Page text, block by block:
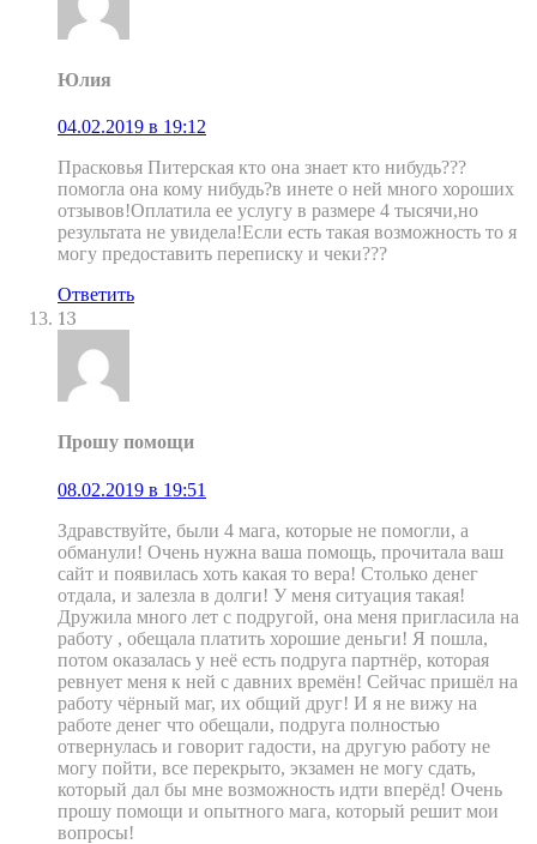
Юлия
04.02.2019 в 19:12
Прасковья Питерская кто она знает кто нибудь???
помогла она кому нибудь?в инете о ней много хороших
отзывов!Оплатила ее услугу в размере 4 тысячи,но
результата не увидела!Если есть такая возможность то я
могу предоставить переписку и чеки???
Ответить
13
Прошу помощи
08.02.2019 в 19:51
Здравствуйте, были 4 мага, которые не помогли, а
обманули! Очень нужна ваша помощь, прочитала ваш
сайт и появилась хоть какая то вера! Столько денег
отдала, и залезла в долги! У меня ситуация такая!
Дружила много лет с подругой, она меня пригласила на
работу , обещала платить хорошие деньги! Я пошла,
потом оказалась у неё есть подруга партнёр, которая
ревнует меня к ней с давних времён! Сейчас пришёл на
работу чёрный маг, их общий друг! И я не вижу на
работе денег что обещали, подруга полностью
отвернулась и говорит гадости, на другую работу не
могу пойти, все перекрыто, экзамен не могу сдать,
который дал бы мне возможность идти вперёд! Очень
прошу помощи и опытного мага, который решит мои
вопросы!